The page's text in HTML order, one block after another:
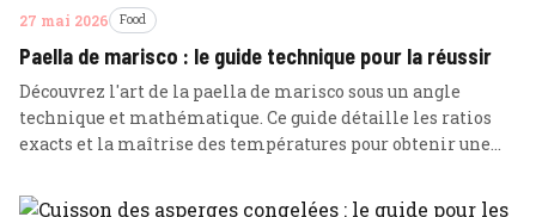
27 mai 2026 Food
Paella de marisco : le guide technique pour la réussir
Découvrez l'art de la paella de marisco sous un angle
technique et mathématique. Ce guide détaille les ratios
exacts et la maîtrise des températures pour obtenir une
maîtres valenciens.